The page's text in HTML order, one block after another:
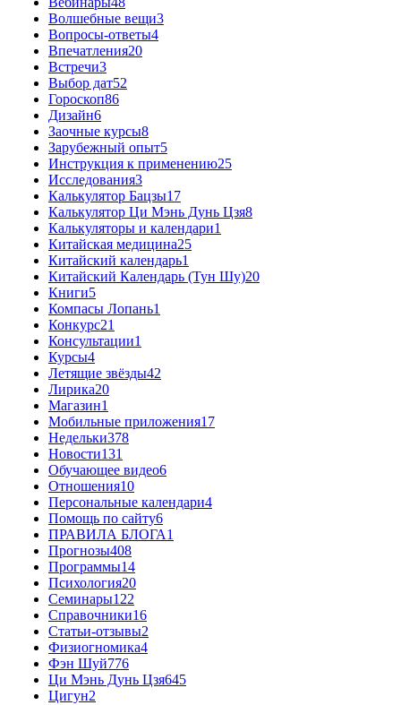
Волшебные вещи3
Вопросы-ответы4
Впечатления20
Встречи3
Выбор дат52
Гороскоп86
Дизайн6
Заочные курсы8
Зарубежный опыт5
Инструкция к применению25
Исследования3
Калькулятор Бацзы17
Калькулятор Ци Мэнь Дунь Цзя8
Калькуляторы и календари1
Китайская медицина25
Китайский календарь1
Китайский Календарь (Тун Шу)20
Книги5
Компасы Лопань1
Конкурс21
Консультации1
Курсы4
Летящие звёзды42
Лирика20
Магазин1
Мобильные приложения17
Недельки378
Новости131
Обучающее видео6
Отношения10
Персональные календари4
Помощь по сайту6
ПРАВИЛА БЛОГА1
Прогнозы408
Программы14
Психология20
Семинары122
Справочники16
Статьи-отзывы2
Физиогномика4
Фэн Шуй776
Ци Мэнь Дунь Цзя645
Цигун2